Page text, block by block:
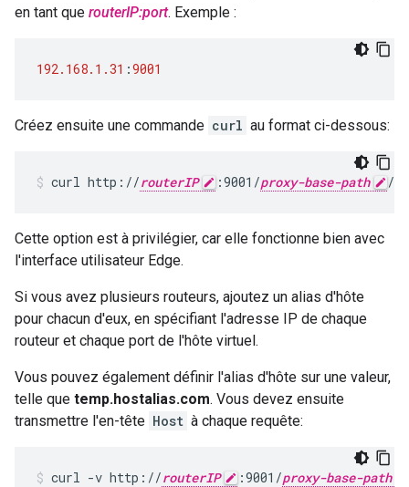
en tant que routerIP:port. Exemple :
192.168.1.31 :9001
Créez ensuite une commande curl au format ci-dessous:
curl http://routerIP :9001/proxy-base-path /
Cette option est à privilégier, car elle fonctionne bien avec
l'interface utilisateur Edge.
Si vous avez plusieurs routeurs, ajoutez un alias d'hôte
pour chacun d'eux, en spécifiant l'adresse IP de chaque
routeur et chaque port de l'hôte virtuel.
Vous pouvez également définir l'alias d'hôte sur une valeur,
telle que temp.hostalias.com. Vous devez ensuite
transmettre l'en-tête Host à chaque requête:
curl -v http://routerIP :9001/proxy-base-path